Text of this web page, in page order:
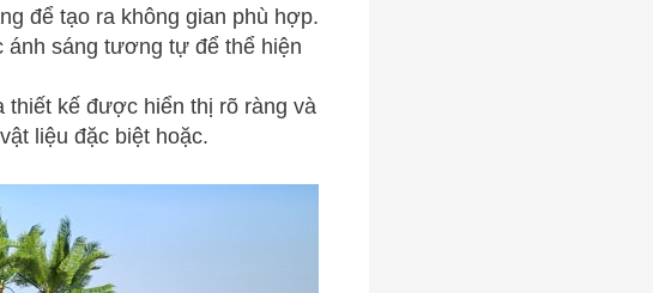
để tạo ra không gian phù hợp.
ánh sáng tương tự để thể hiện
thiết kế được hiển thị rõ ràng và
liệu đặc biệt hoặc.